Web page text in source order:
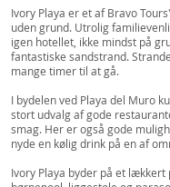
Ivory Playa er et af Bravo
uden grund. Utrolig
igen hotellet, ikke mindst på
fantastiske sandstrand.
mange timer til at gå.
I bydelen ved Playa del Muro
stort udvalg af gode
smag. Her er også gode
nyde en kølig drink på en af
Ivory Playa byder på et